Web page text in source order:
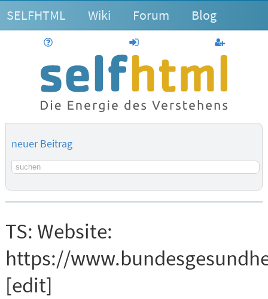
SELFHTML Wiki Forum Blog
anmelden
neuer Beitrag
Suchbegriff
TS: Website:
https://
[edit]